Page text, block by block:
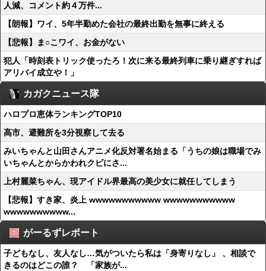
人減、コメント約４万件...
【朗報】ワイ、5年半勤めた会社の最終出勤を無事に終える
【悲報】ま○こワイ、お金がない
犯人「時刻表トリック使ったろ！次に来る最終列車に乗り継ぎすれば
アリバイ成立や！」
カガクニュース隊
ハロプロ恵体ランキングTOP10
高市、避難所を3分視察して去る
みいちゃんと山田さんアニメ化反対署名始まる「うちの娘は職場でみ
いちゃんとからかわれクビにさ...
上村麗菜ちゃん、現アイドル界最高の美少女に就任してしまう
【悲報】すき家、炎上 wwwwwwwwwww wwwwwwwwwww
wwwwwwwwww...
がーるずレポート
子どもなし、友人なし…気がついたら私は「身寄りなし」 、相談で
きるのはどこの誰？ 「家族が...